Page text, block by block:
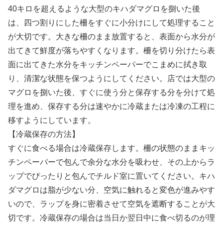
40キロを超えるような大型のキハダマグロを捌いた後
は、四つ割りにした柵をすぐに小分けにして処理すること
が大切です。大きな柵のまま放置すると、表面から水分が
出てきて鮮度が落ちやすくなります。柵を切り分けたら表
面に出てきた水分をキッチンペーパーでこまめに拭き取
り、清潔な状態を保つようにしてください。店では大型の
マグロを捌いた後、すぐに使う分と保存する分を分けて処
理を進め、保存する分は速やかに冷蔵または冷凍の工程に
移すようにしています。
【冷蔵保存の方法】
すぐに食べる場合は冷蔵保存します。柵の状態のままキッ
チンペーパーで包んで余分な水分を吸わせ、その上からラ
ップでぴったりと包んでチルド室に置いてください。キハ
ダマグロは脂が少ない分、空気に触れると変色が進みやす
いので、ラップを身に密着させて空気を遮断することが大
切です。冷蔵保存の場合は当日か翌日中に食べ切るのが理